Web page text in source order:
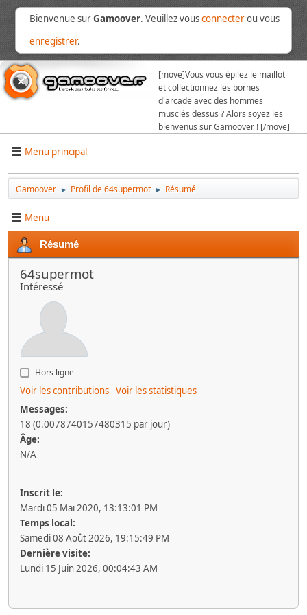
Bienvenue surGamoover. Veuillez vousconnecterou vous
enregistrer.
[move]Vous vous épilez le maillot
et collectionnez les bornes
d'arcade avec des hommes
musclés dessus ? Alors soyez les
bienvenus sur Gamoover ! [/move]
Menu principal
Gamoover ► Profil de 64supermot ► Résumé
Menu
Résumé
64supermot
Intéressé
Hors ligne
Voir les contributions Voir les statistiques
Messages:
18 (0.0078740157480315 par jour)
Âge:
N/A
Inscrit le:
Mardi 05 Mai 2020, 13:13:01 PM
Temps local:
Samedi 08 Août 2026, 19:15:49 PM
Dernière visite:
Lundi 15 Juin 2026, 00:04:43 AM